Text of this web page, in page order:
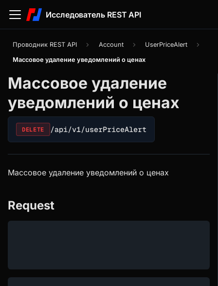
Исследователь REST API
Проводник REST API Account UserPriceAlert
Массовое удаление уведомлений о ценах
Массовое удаление
уведомлений о ценах
DELETE /api/v1/userPriceAlert
Массовое удаление уведомлений о ценах
Request